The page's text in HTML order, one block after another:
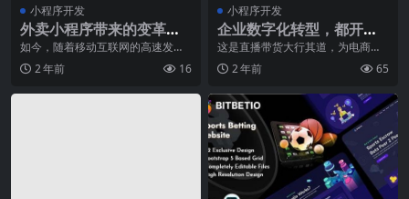
小程序开发
外卖小程序带来的变革与
便利
如今，随着移动互联网的高速发
展，人们生活方式的改变已然成为
一种现象。其中，外卖小
2 年前 16
小程序开发
企业数字化转型，都开始
做私域流量转投小程序直
播了？
这是直播带货大行其道，为电商营
销赋予创新红利的泛商业时代，尤
其在 2020 年这
2 年前 65